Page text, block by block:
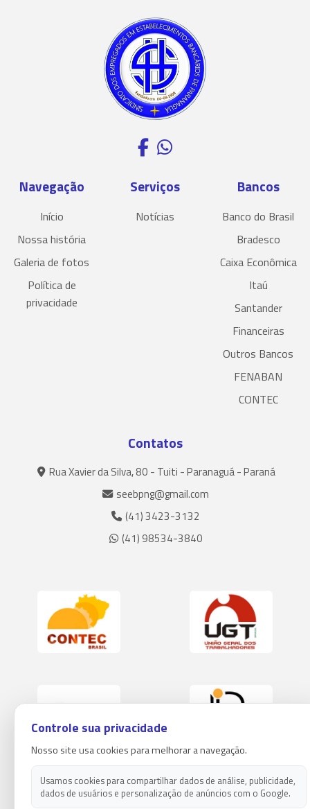
Navegação
Início
Nossa história
Galeria de fotos
Política de
privacidade
Serviços
Notícias
Bancos
Banco do Brasil
Bradesco
Caixa Econômica
Itaú
Santander
Financeiras
Outros Bancos
FENABAN
CONTEC
Contatos
Rua Xavier da Silva, 80 - Tuiti - Paranaguá - Paraná
seebpng@gmail.com
(41) 3423-3132
(41) 98534-3840
Controle sua privacidade
Nosso site usa cookies para melhorar a navegação.
Usamos cookies para compartilhar dados de análise, publicidade,
dados de usuários e personalização de anúncios com o Google.